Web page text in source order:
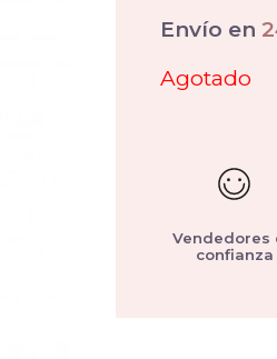
Envío en
Agotado
Vendedores
confianza